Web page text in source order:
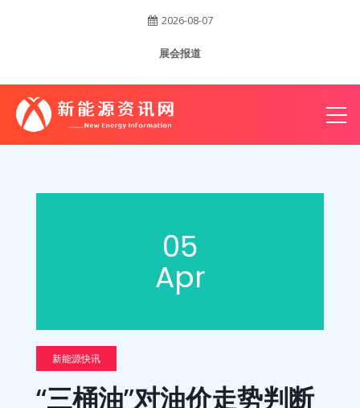
2026-08-07
展会报道
05
Apr
新能源快讯
“三桶油”对油价走势判断